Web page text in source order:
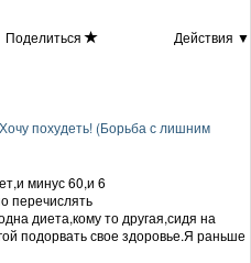
Поделиться
Действия ▼
Хочу похудеть! (Борьба с лишним
минус 60,и 6
перечислять
диета,кому то другая,сидя на
подорвать свое здоровье.Я раньше